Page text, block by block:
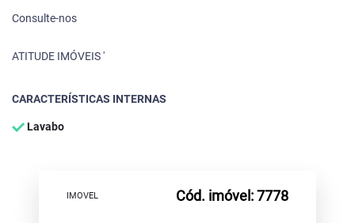
Consulte-nos
ATITUDE IMÓVEIS '
CARACTERÍSTICAS INTERNAS
Lavabo
IMOVEL Cód. imóvel: 7778